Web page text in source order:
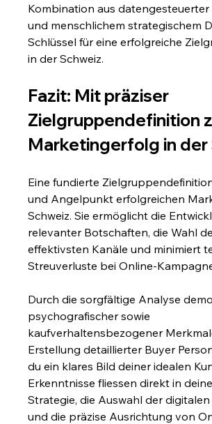
Kombination aus
und menschlichem strategischem
Schlüssel für eine erfolgreiche
in der Schweiz.
Fazit: Mit präziser
Zielgruppendefinition
Marketingerfolg in der
Eine fundierte
und Angelpunkt erfolgreichen
Schweiz. Sie ermöglicht die
relevanter Botschaften, die Wahl
effektivsten Kanäle und minimiert
Streuverluste bei Online-
Durch die sorgfältige Analyse
psychografischer sowie
kaufverhaltensbezogener
Erstellung detaillierter Buyer
du ein klares Bild deiner idealen
Erkenntnisse fliessen direkt in
Strategie, die Auswahl der
und die präzise Ausrichtung von